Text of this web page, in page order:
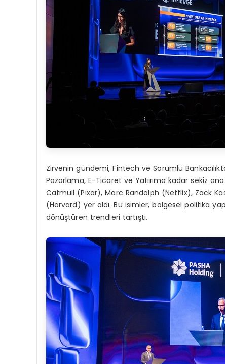
Zirvenin gündemi, Fintech ve Sorumlu
Pazarlama, E-Ticaret ve Yatırıma kadar sekiz
Catmull (Pixar), Marc Randolph (Netflix), Zack
(Harvard) yer aldı. Bu isimler, bölgesel politika
dönüştüren trendleri tartıştı.